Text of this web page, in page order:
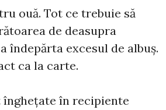
ouă. Tot ce trebuie să
de deasupra
îndepărta excesul de albuș.
ca la carte.
înghețate în recipiente